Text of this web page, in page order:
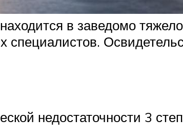
в заведомо
специалистов.
недостаточности 3